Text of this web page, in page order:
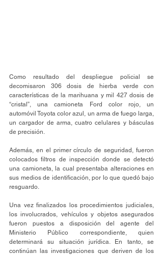
Como resultado del despliegue policial se
decomisaron 306 dosis de hierba verde con
características de la marihuana y mil 427 dosis de
“cristal”, una camioneta Ford color rojo, un
automóvil Toyota color azul, un arma de fuego larga,
un cargador de arma, cuatro celulares y básculas
de precisión.
Además, en el primer círculo de seguridad, fueron
colocados filtros de inspección donde se detectó
una camioneta, la cual presentaba alteraciones en
sus medios de identificación, por lo que quedó bajo
resguardo.
Una vez finalizados los procedimientos judiciales,
los involucrados, vehículos y objetos asegurados
fueron puestos a disposición del agente del
Ministerio Público correspondiente, quien
determinará su situación jurídica. En tanto, se
continúan las investigaciones que deriven de los